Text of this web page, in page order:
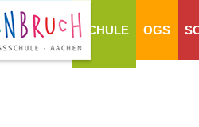
SCHULE OGS